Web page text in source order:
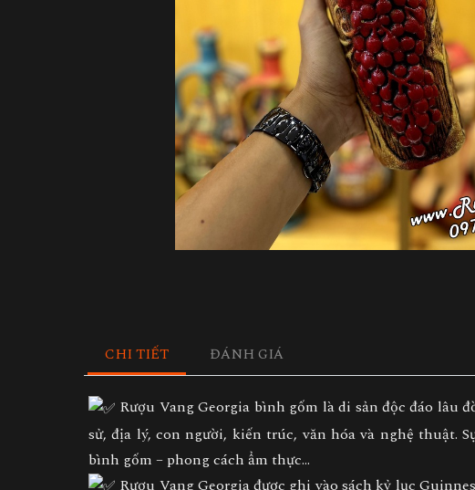
CHI TIẾT ĐÁNH GIÁ
Rượu Vang Georgia bình gốm là di sản độc đáo lâu
sử, địa lý, con người, kiến trúc, văn hóa và nghệ thuật.
bình gốm – phong cách ẩm thực…
Rượu Vang Georgia được ghi vào sách kỷ lục